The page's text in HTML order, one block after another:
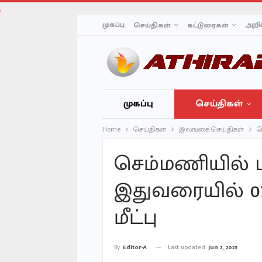
;
முகப்பு செய்திகள் கட்டுரைகள்
முகப்பு செய்திகள்
Home செய்திகள் இலங்கை செய்திகள்
செம்மணியில்
இதுவரையில்
மீட்பு
By Editor-A Last updated Jun 2, 2025